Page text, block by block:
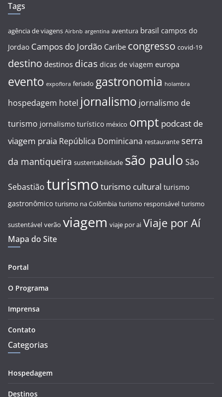
Tags
agência de viagens Airbnb argentina aventura brasil campos do
Jordao Campos do Jordão Caribe congresso covid-19
destino destinos dicas dicas de viagem europa
evento expoflora feriado gastronomia holambra
hospedagem hotel jornalismo jornalismo de
turismo jornalismo turístico méxico ompt podcast de
viagem praia República Dominicana restaurante serra
da mantiqueira sustentabilidade são paulo São
Sebastião turismo turismo cultural turismo
gastronômico turismo na Colômbia turismo responsável turismo
sustentável verão viagem viaje por ai Viaje por Aí
Mapa do Site
Portal
O Programa
Imprensa
Contato
Categorias
Hospedagem
Destinos